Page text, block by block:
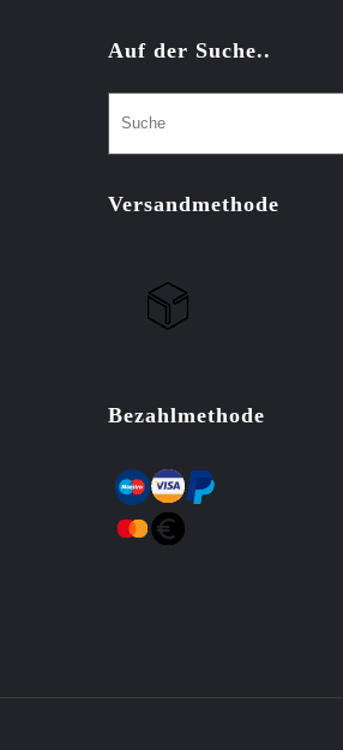
Auf der Suche..
Versandmethode
Bezahlmethode